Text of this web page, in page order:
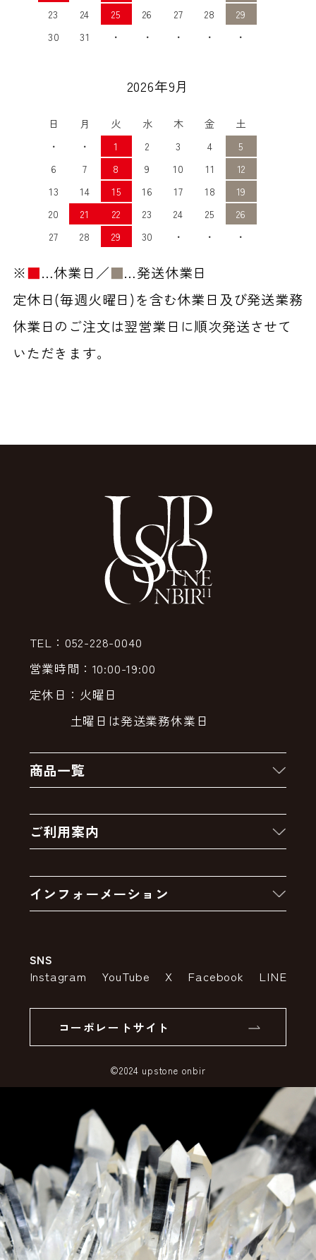
23
24 25 26 27 28
29
30
31 ・ ・ ・ ・ ・
2026年9月
日 月 火 水 木 金
土
・
・ 1 2 3 4
5
6
7 8 9 10 11
12
13
14 15 16 17 18
19
20
21 22 23 24 25
26
27
28 29 30 ・ ・ ・
※■…休業日／■…発送休業日
定休日(毎週火曜日)を含む休業日及び発送業務
休業日のご注文は翌営業日に順次発送させて
いただきます。
TEL：052-228-0040
営業時間：10:00-19:00
定休日：火曜日
土曜日は発送業務休業日
商品一覧
クーポン
卸販売・大量注文
アウトレットセール
ご利用案内
お支払いについて
インフォーメーション
特定商取引法の表示
SSLサーバー証明書とは
SNS
Instagram YouTube X Facebook LINE
コーポレートサイト
©2024 upstone onbir